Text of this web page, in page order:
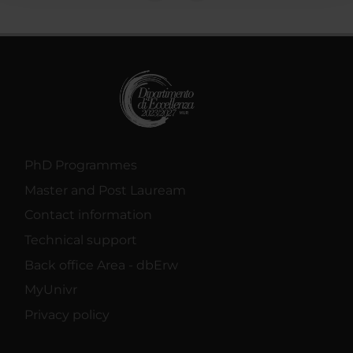
PhD Programmes
Master and Post Lauream
Contact information
Technical support
Back office Area - dbErw
MyUnivr
Privacy policy